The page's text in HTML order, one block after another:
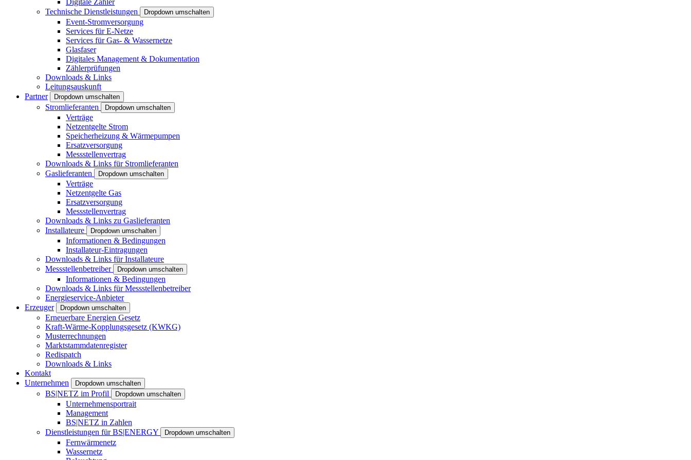
Technische Dienstleistungen
Dropdown umschalten
Event-Stromversorgung
Services für E-Netze
Services für Gas- & Wassernetze
Glasfaser
Digitales Management & Dokumentation
Zählerprüfungen
Downloads & Links
Leitungsauskunft
Partner
Dropdown umschalten
Stromlieferanten Dropdown umschalten
Verträge
Netzentgelte Strom
Speicherheizung & Wärmepumpen
Ersatzversorgung
Messstellenvertrag
Downloads & Links für Stromlieferanten
Gaslieferanten
Dropdown umschalten
Verträge
Netzentgelte Gas
Ersatzversorgung
Messstellenvertrag
Downloads & Links zu Gaslieferanten
Installateure
Dropdown umschalten
Informationen & Bedingungen
Installateur-Eintragungen
Downloads & Links für Installateure
Messstellenbetreiber
Dropdown umschalten
Informationen & Bedingungen
Downloads & Links für Messstellenbetreiber
Energieservice-Anbieter
Erzeuger
Dropdown umschalten
Erneuerbare Energien Gesetz
Kraft-Wärme-Kopplungsgesetz (KWKG)
Musterrechnungen
Marktstammdatenregister
Redispatch
Downloads & Links
Kontakt
Unternehmen
Dropdown umschalten
BS|NETZ im Profil Dropdown umschalten
Unternehmensportrait
Management
BS|NETZ in Zahlen
Dienstleistungen für BS|ENERGY
Dropdown umschalten
Fernwärmenetz
Wassernetz